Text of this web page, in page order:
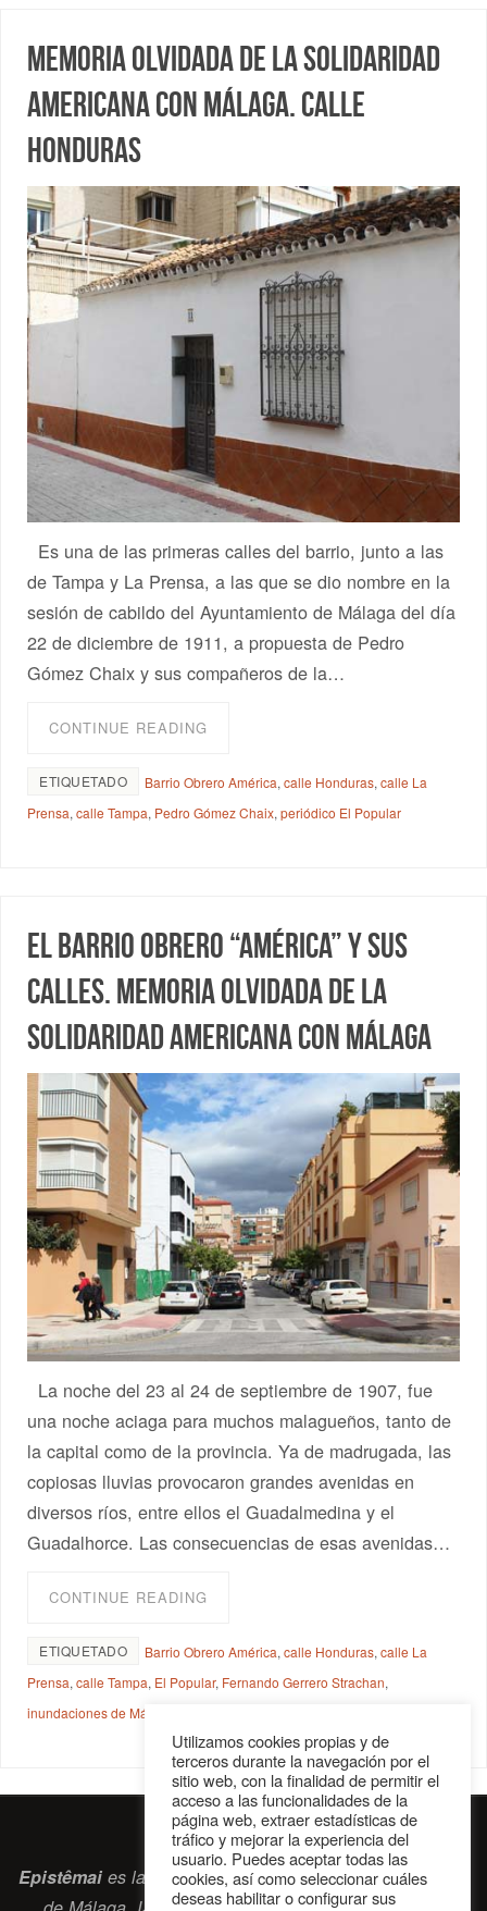
Memoria olvidada de la solidaridad
americana con Málaga. Calle
Honduras
Es una de las primeras calles del barrio, junto a las
de Tampa y La Prensa, a las que se dio nombre en la
sesión de cabildo del Ayuntamiento de Málaga del día
22 de diciembre de 1911, a propuesta de Pedro
Gómez Chaix y sus compañeros de la…
CONTINUE READING
ETIQUETADO Barrio Obrero América,calle Honduras,calle La
Prensa,calle Tampa, Pedro Gómez Chaix,periódico El Popular
El barrio obrero “América” y sus
calles. Memoria olvidada de la
solidaridad americana con Málaga
La noche del 23 al 24 de septiembre de 1907, fue
una noche aciaga para muchos malagueños, tanto de
la capital como de la provincia. Ya de madrugada, las
copiosas lluvias provocaron grandes avenidas en
diversos ríos, entre ellos el Guadalmedina y el
Guadalhorce. Las consecuencias de esas avenidas…
CONTINUE READING
ETIQUETADO Barrio Obrero América,calle Honduras,calle La
Prensa,calle Tampa, El Popular, Fernando Gerrero Strachan,
inundaciones de Málaga 1907
Epistêmaies la revista digital de la Sociedad Erasmiana
Utilizamos cookies propias y de
terceros durante la navegación por el
sitio web, con la finalidad de permitir el
acceso a las funcionalidades de la
página web, extraer estadísticas de
tráfico y mejorar la experiencia del
usuario. Puedes aceptar todas las
cookies, así como seleccionar cuáles
deseas habilitar o configurar sus